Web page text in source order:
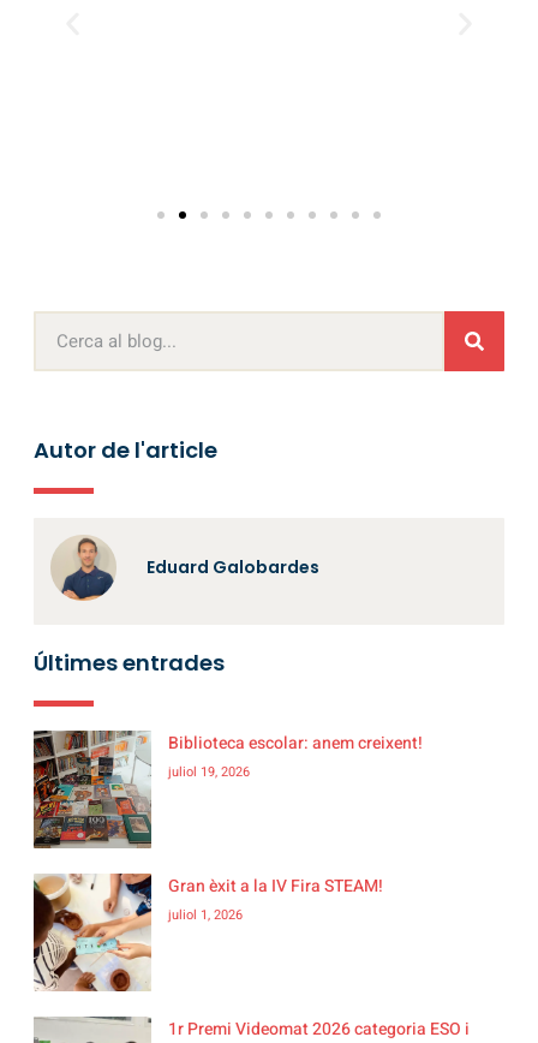
Autor de l'article
Eduard Galobardes
Últimes entrades
Biblioteca escolar: anem creixent!
juliol 19, 2026
Gran èxit a la IV Fira STEAM!
juliol 1, 2026
1r Premi Videomat 2026 categoria ESO i